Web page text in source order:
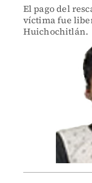
El pago del
víctima fue
Huichochitlán.